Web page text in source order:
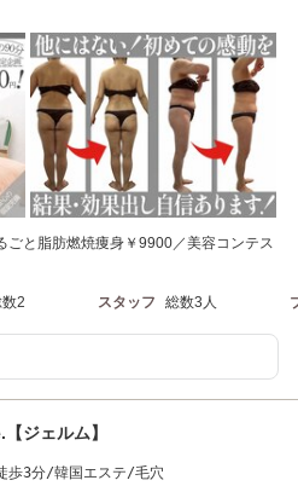
ごと脂肪燃焼痩身￥9900／美容コンテス
2 スタッフ 総数3人
ジェルム】
歩3分/韓国エステ/毛穴